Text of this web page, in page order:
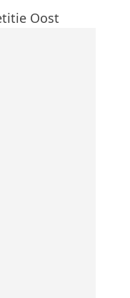
Oost